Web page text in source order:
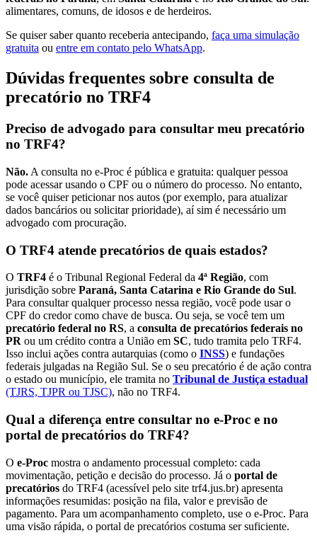
alimentares, comuns, de idosos e de herdeiros.
Se quiser saber quanto receberia antecipando, faça uma simulação
gratuita ou entre em contato pelo WhatsApp.
Dúvidas frequentes sobre consulta de
precatório no TRF4
Preciso de advogado para consultar meu precatório
no TRF4?
Não. A consulta no e-Proc é pública e gratuita: qualquer pessoa
pode acessar usando o CPF ou o número do processo. No entanto,
se você quiser peticionar nos autos (por exemplo, para atualizar
dados bancários ou solicitar prioridade), aí sim é necessário um
advogado com procuração.
O TRF4 atende precatórios de quais estados?
O TRF4 é o Tribunal Regional Federal da 4ª Região, com
jurisdição sobre Paraná, Santa Catarina e Rio Grande do Sul.
Para consultar qualquer processo nessa região, você pode usar o
CPF do credor como chave de busca. Ou seja, se você tem um
precatório federal no RS, a consulta de precatórios federais no
PR ou um crédito contra a União em SC, tudo tramita pelo TRF4.
Isso inclui ações contra autarquias (como o INSS) e fundações
federais julgadas na Região Sul. Se o seu precatório é de ação contra
o estado ou município, ele tramita no Tribunal de Justiça estadual
(TJRS, TJPR ou TJSC), não no TRF4.
Qual a diferença entre consultar no e-Proc e no
portal de precatórios do TRF4?
O e-Proc mostra o andamento processual completo: cada
movimentação, petição e decisão do processo. Já o portal de
precatórios do TRF4 (acessível pelo site trf4.jus.br) apresenta
informações resumidas: posição na fila, valor e previsão de
pagamento. Para um acompanhamento completo, use o e-Proc. Para
uma visão rápida, o portal de precatórios costuma ser suficiente.